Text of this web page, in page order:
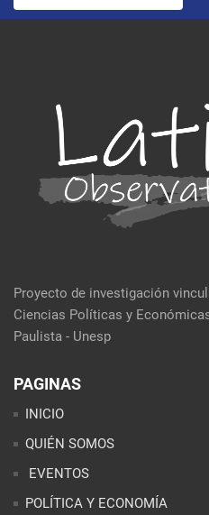
Proyecto de investigación
Ciencias Políticas y
Paulista - Unesp
PAGINAS
INICIO
QUIÉN SOMOS
EVENTOS
POLÍTICA Y ECONOMÍA